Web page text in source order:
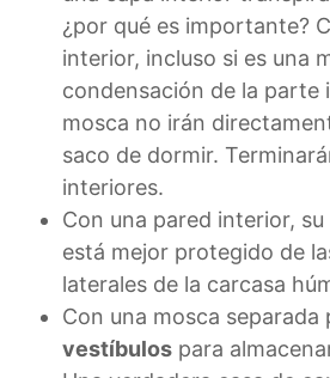
¿por qué es importante?
interior, incluso si es una
condensación de la parte
mosca no irán
saco de dormir.
interiores.
Con una pared interior,
está mejor protegido de
laterales de la carcasa
Con una mosca separada
vestíbulos para